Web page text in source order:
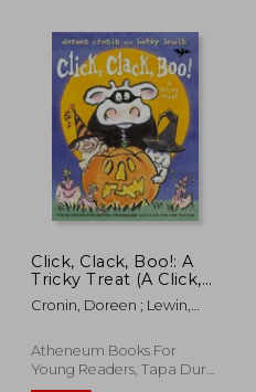
dcto.
Click, Clack, Boo!: A
Tricky Treat (A Click,
Clack Book) (en
Inglés)
Cronin, Doreen ; Lewin,
Atheneum Books For
Young Readers, Tapa Dura,
Nuevo